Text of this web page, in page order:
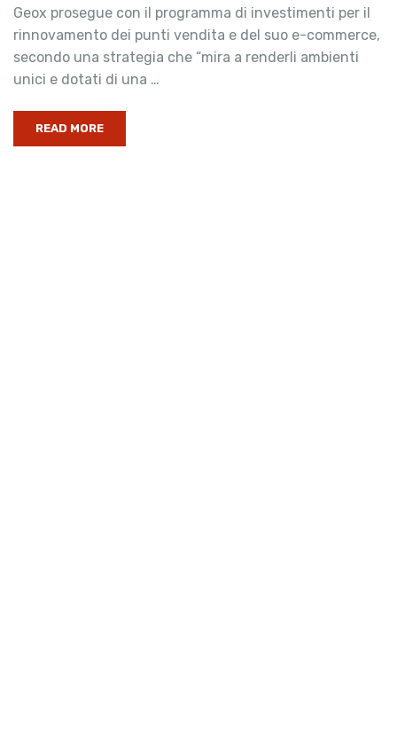
Geox prosegue con il programma di investimenti per il
rinnovamento dei punti vendita e del suo e-commerce,
secondo una strategia che “mira a renderli ambienti
unici e dotati di una …
READ MORE